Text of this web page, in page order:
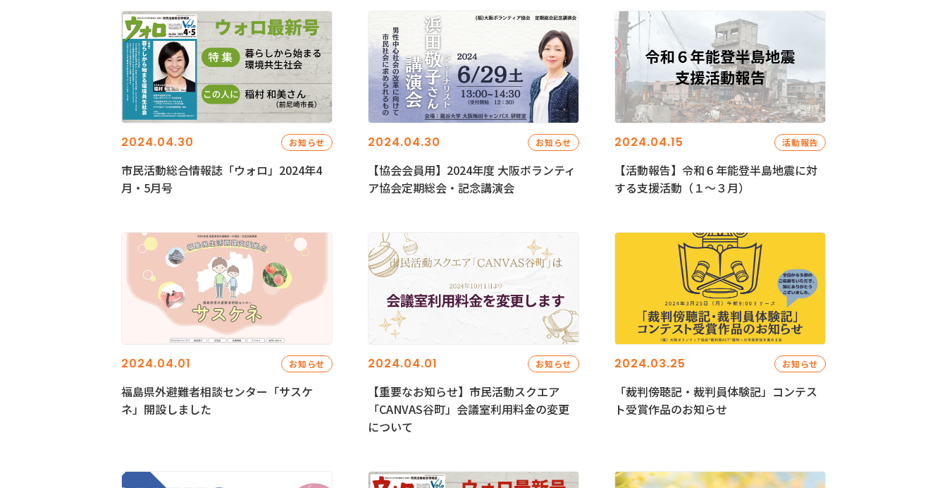
2024.04.30 お知らせ
市民活動総合情報誌「ウォロ」2024年4
月・5月号
2024.04.30 お知らせ
【協会会員用】2024年度 大阪ボランティ
ア協会定期総会・記念講演会
2024.04.15 活動報告
【活動報告】令和６年能登半島地震に対
する支援活動（１〜３月）
2024.04.01 お知らせ
福島県外避難者相談センター「サスケ
ネ」開設しました
2024.04.01 お知らせ
【重要なお知らせ】市民活動スクエア
「CANVAS谷町」会議室利用料金の変更
について
2024.03.25 お知らせ
「裁判傍聴記・裁判員体験記」コンテス
ト受賞作品のお知らせ